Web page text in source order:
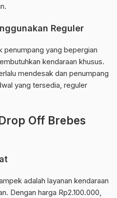
Reguler
penumpang yang bepergian
kendaraan khusus.
mendesak dan penumpang
yang tersedia, reguler
Off Brebes
adalah layanan kendaraan
Dengan harga Rp2.100.000,